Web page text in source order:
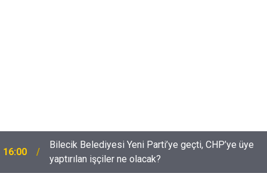
16:00
Bilecik Belediyesi Yeni Parti’ye geçti, CHP’ye üye
yaptırılan işçiler ne olacak?